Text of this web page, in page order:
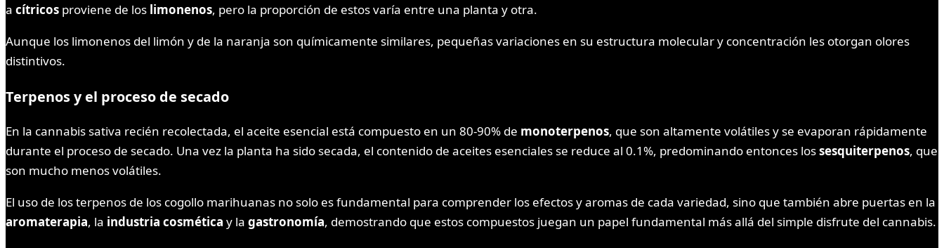
a cítricos proviene de los limonenos, pero la proporción de estos varía entre una planta y otra.
Aunque los limonenos del limón y de la naranja son químicamente similares, pequeñas variaciones en su estructura molecular y concentración les otorgan olores
distintivos.
Terpenos y el proceso de secado
En la cannabis sativa recién recolectada, el aceite esencial está compuesto en un 80-90% de monoterpenos, que son altamente volátiles y se evaporan rápidamente
durante el proceso de secado. Una vez la planta ha sido secada, el contenido de aceites esenciales se reduce al 0.1%, predominando entonces lossesquiterpenos, que
son mucho menos volátiles.
El uso de los terpenos de los cogollo marihuanas no solo es fundamental para comprender los efectos y aromas de cada variedad, sino que también abre puertas en la
aromaterapia, la industria cosmética y la gastronomía, demostrando que estos compuestos juegan un papel fundamental más allá del simple disfrute del cannabis.